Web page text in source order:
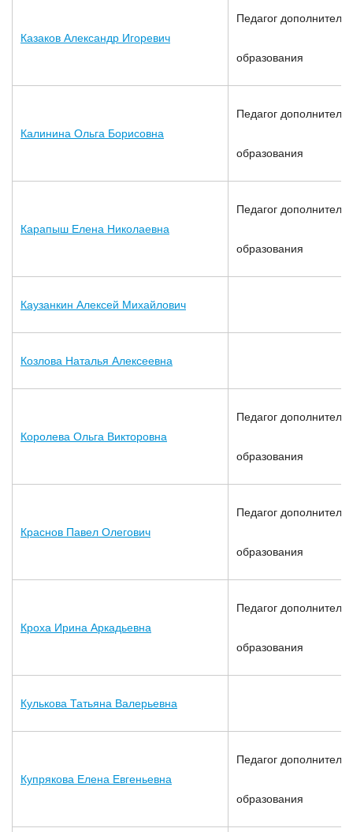
Казаков Александр Игоревич
Педагог
образования
Калинина Ольга Борисовна
Педагог
образования
Карапыш Елена Николаевна
Педагог
образования
Каузанкин Алексей Михайлович
Козлова Наталья Алексеевна
Королева Ольга Викторовна
Педагог
образования
Краснов Павел Олегович
Педагог
образования
Кроха Ирина Аркадьевна
Педагог
образования
Кулькова Татьяна Валерьевна
Купрякова Елена Евгеньевна
Педагог
образования